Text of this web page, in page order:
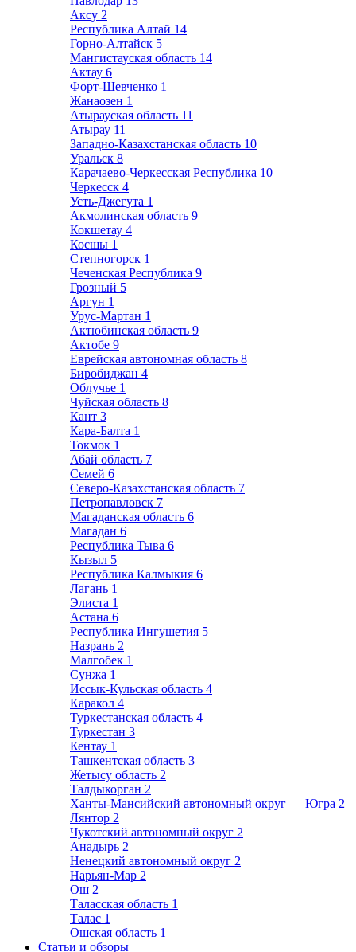
Аксу 2
Республика Алтай 14
Горно-Алтайск 5
Мангистауская область 14
Актау 6
Форт-Шевченко 1
Жанаозен 1
Атырауская область 11
Атырау 11
Западно-Казахстанская область 10
Уральск 8
Карачаево-Черкесская Республика 10
Черкесск 4
Усть-Джегута 1
Акмолинская область 9
Кокшетау 4
Косшы 1
Степногорск 1
Чеченская Республика 9
Грозный 5
Аргун 1
Урус-Мартан 1
Актюбинская область 9
Актобе 9
Еврейская автономная область 8
Биробиджан 4
Облучье 1
Чуйская область 8
Кант 3
Кара-Балта 1
Токмок 1
Абай область 7
Семей 6
Северо-Казахстанская область 7
Петропавловск 7
Магаданская область 6
Магадан 6
Республика Тыва 6
Кызыл 5
Республика Калмыкия 6
Лагань 1
Элиста 1
Астана 6
Республика Ингушетия 5
Назрань 2
Малгобек 1
Сунжа 1
Иссык-Кульская область 4
Каракол 4
Туркестанская область 4
Туркестан 3
Кентау 1
Ташкентская область 3
Жетысу область 2
Талдыкорган 2
Ханты-Мансийский автономный округ — Югра 2
Лянтор 2
Чукотский автономный округ 2
Анадырь 2
Ненецкий автономный округ 2
Нарьян-Мар 2
Ош 2
Таласская область 1
Талас 1
Ошская область 1
Статьи и обзоры